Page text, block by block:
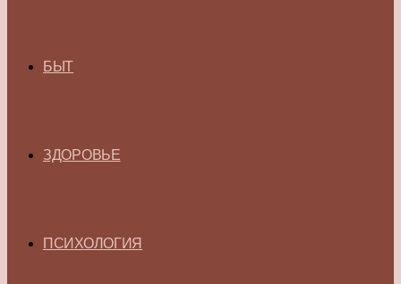
БЫТ
ЗДОРОВЬЕ
ПСИХОЛОГИЯ